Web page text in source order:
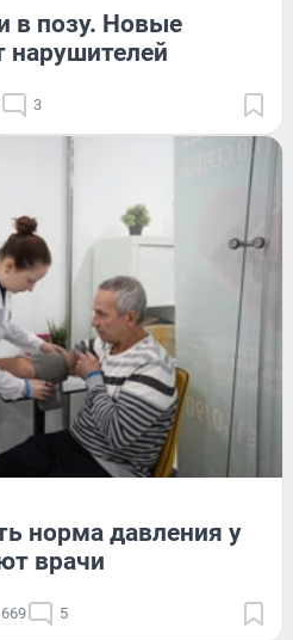
в позу. Новые
3
норма давления у
врачи
5